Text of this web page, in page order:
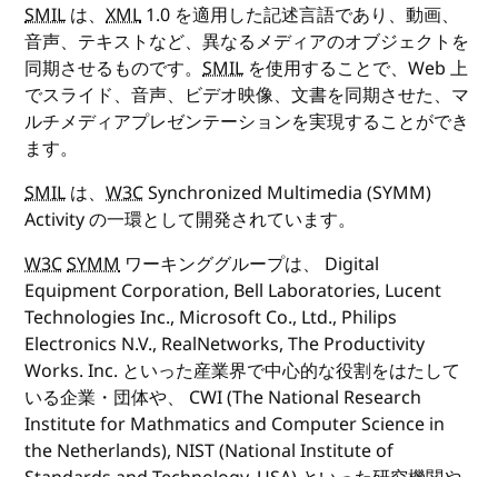
SMIL は、XML 1.0 を適用した記述言語であり、動画、
音声、テキストなど、異なるメディアのオブジェクトを
同期させるものです。SMIL を使用することで、Web 上
でスライド、音声、ビデオ映像、文書を同期させた、マ
ルチメディアプレゼンテーションを実現することができ
ます。
SMIL は、W3CSynchronized Multimedia (SYMM)
Activity の一環として開発されています。
W3CSYMM ワーキンググループは、 Digital
Equipment Corporation, Bell Laboratories, Lucent
Technologies Inc., Microsoft Co., Ltd., Philips
Electronics N.V., RealNetworks, The Productivity
Works. Inc. といった産業界で中心的な役割をはたして
いる企業・団体や、 CWI (The National Research
Institute for Mathmatics and Computer Science in
the Netherlands), NIST (National Institute of